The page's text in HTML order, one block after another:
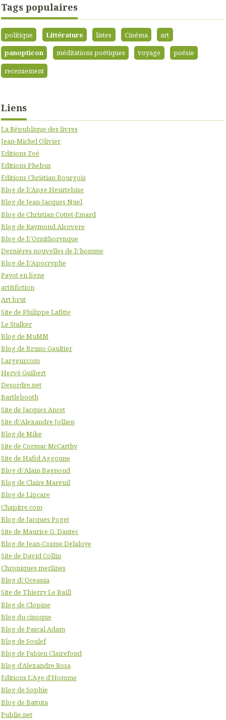
Tags populaires
politique Littérature listes Cinéma
art
panopticon
méditations poétiques voyage
poésie
recensement
Liens
La République des livres
Jean-Michel Olivier
Editions Zoé
Editions Phebus
Editions Christian Bourgois
Blog de l\'Ange Heurtebise
Blog de Jean-Jacques Nuel
Blog de Christian Cottet-Emard
Blog de Raymond Alcovere
Blog de l\'Ornithorynque
Dernières nouvelles de l\'homme
Blog de l\'Apocryphe
Payot en ligne
art&fiction
Art brut
Site de Philippe Lafitte
Le Stalker
Blog de MuMM
Blog de Bruno Gaultier
Largeur.com
Hervé Guibert
Desordre.net
Bartlebooth
Site de Jacques Ancet
Site d\'Alexandre Jollien
Blog de Mike
Site de Cormac McCarthy
Site de Hafid Aggoune
Blog d\'Alain Bagnoud
Blog de Claire Mareuil
Blog de Lipcare
Chapitre.com
Blog de Jacques Poget
Site de Maurice G. Dantec
Blog de Jean-Cosme Delaloye
Site de David Collin
Chroniques merlines
Blog d\'Oceania
Site de Thierry Le Baill
Blog de Clopine
Blog du cinoque
Blog de Pascal Adam
Blog de Soulef
Blog de Fabien Clairefond
Blog d'Alexandre Rosa
Editions L'Age d'Homme
Blog de Sophie
Blog de Battuta
Publie.net